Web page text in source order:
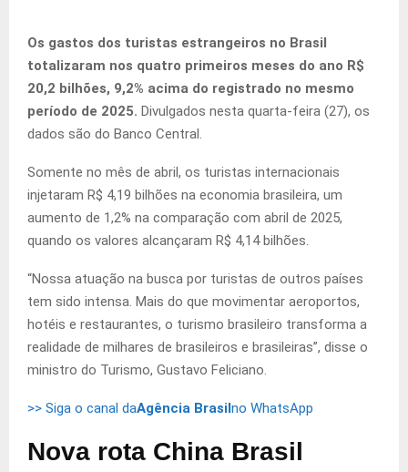
Os gastos dos turistas estrangeiros no Brasil
totalizaram nos quatro primeiros meses do ano R$
20,2 bilhões, 9,2% acima do registrado no mesmo
período de 2025. Divulgados nesta quarta-feira (27), os
dados são do Banco Central.
Somente no mês de abril, os turistas internacionais
injetaram R$ 4,19 bilhões na economia brasileira, um
aumento de 1,2% na comparação com abril de 2025,
quando os valores alcançaram R$ 4,14 bilhões.
“Nossa atuação na busca por turistas de outros países
tem sido intensa. Mais do que movimentar aeroportos,
hotéis e restaurantes, o turismo brasileiro transforma a
realidade de milhares de brasileiros e brasileiras”, disse o
ministro do Turismo, Gustavo Feliciano.
>> Siga o canal daAgência Brasilno WhatsApp
Nova rota China Brasil